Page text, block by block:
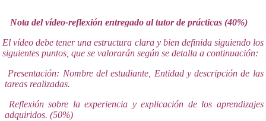
Nota del vídeo-reflexión entregado al tutor de prácticas (40%)
El vídeo debe tener una estructura clara y bien definida siguiendo los
siguientes puntos, que se valorarán según se detalla a continuación:
Presentación: Nombre del estudiante, Entidad y descripción de las
tareas realizadas.
Reflexión sobre la experiencia y explicación de los aprendizajes
adquiridos. (50%)